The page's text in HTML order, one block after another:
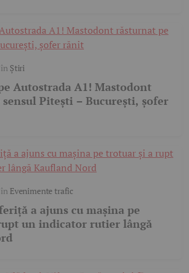
Știri
Autostrada A1! Mastodont
Pitești – București, șofer
Evenimente trafic
a ajuns cu mașina pe
un indicator rutier lângă